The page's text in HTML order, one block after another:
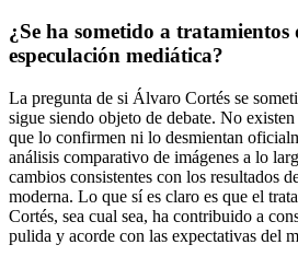
¿Se ha sometido a tratamientos
especulación mediática?
La pregunta de si Álvaro Cortés se
sigue siendo objeto de debate. No
que lo confirmen ni lo desmientan
análisis comparativo de imágenes a lo
cambios consistentes con los resultados
moderna. Lo que sí es claro es que el
Cortés, sea cual sea, ha contribuido a
pulida y acorde con las expectativas del